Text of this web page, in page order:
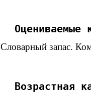
Оцениваемые
Словарный запас.
Возрастная